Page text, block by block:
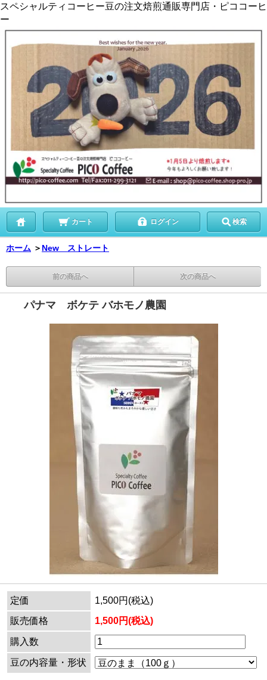
スペシャルティコーヒー豆の注文焙煎通販専門店・ピココーヒ
ー
カート ログイン 検索
ホーム ＞ New ストレート
前の商品へ 次の商品へ
パナマ ボケテ バホモノ農園
定価
1,500円(税込)
販売価格
1,500円(税込)
購入数
豆の内容量・形状